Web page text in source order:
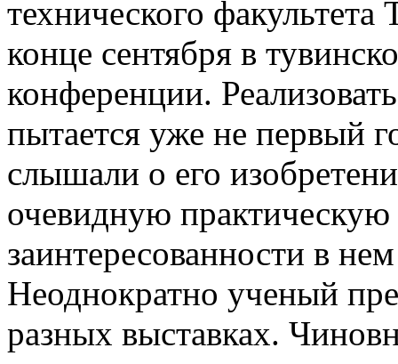
технического
конце сентября в
конференции.
пытается уже не первый
слышали о его
очевидную практическую
заинтересованности в
Неоднократно ученый
разных выставках.